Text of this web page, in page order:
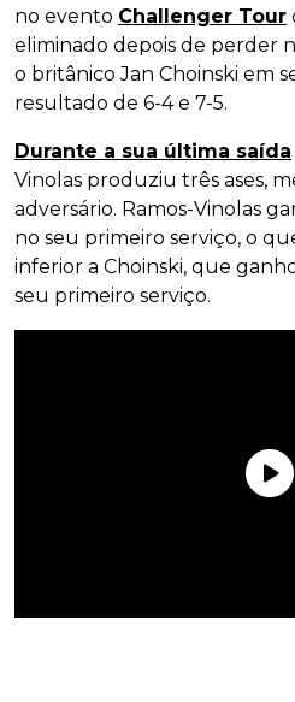
no evento Challenger Tour
eliminado depois de perder
o britânico Jan Choinski em
resultado de 6-4 e 7-5.
Durante a sua última saída
Vinolas produziu três ases,
adversário. Ramos-Vinolas
no seu primeiro serviço, o
inferior a Choinski, que
seu primeiro serviço.